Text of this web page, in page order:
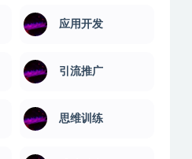
应用开发
引流推广
思维训练